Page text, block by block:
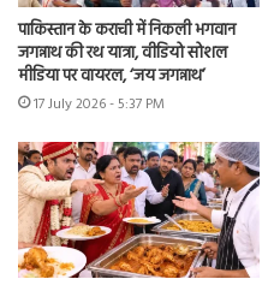
पाकिस्तान के कराची में निकली भगवान
जगन्नाथ की रथ यात्रा, वीडियो सोशल
मीडिया पर वायरल, ‘जय जगन्नाथ’
17 July 2026 - 5:37 PM